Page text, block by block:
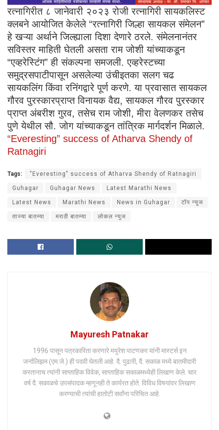
रत्नागिरीत ८ जानेवारी २०२३ रोजी रत्नागिरी सायकलिस्ट
क्लबने आयोजित केलेले “रत्नागिरी जिल्हा सायकल संमेलन”
हे खऱ्या अर्थाने जिल्ह्याला दिशा देणारे ठरले. संमेलनानंतर
सविस्तर माहिती घेतली असता राम जोशी यांच्याकडून
“एव्हरेस्टिंग” ही संकल्पना समजली. एव्हरेस्टच्या
समुद्रसपाटीपासून असलेल्या उंचीइतका सलग चढ
सायकलिंग किंवा रनिंगद्वारे पूर्ण करणे. या प्रवासात सायकल
गौरव पुरस्कारप्राप्त विनायक वैद्य, सायकल गौरव पुरस्कार
प्राप्त अंबरीश गुरव, तसेच राम जोशी, मीरा वेलणकर तसेच
पुणे येथील सौ. जोग यांच्याकडून तांत्रिक मार्गदर्शन मिळाले.
“Everesting” success of Atharva Shendy of
Ratnagiri
Tags: "Everesting" success of Atharva Shendy of Ratnagiri
Guhagar Guhagar News Latest Marathi News
Latest News Marathi News News in Guhagar टॉप न्युज
ताज्या बातम्या मराठी बातम्या लोकल न्युज
Mayuresh Patnakar
1996 पासून पत्रकारिता करणारे मयुरेश पाटणकर यांनी मास्टर्स इन
जर्नालिझम (एम.जे.) ही पदवी घेतली आहे. दै. पुढारी, दै. सकाळ मध्ये बातमीदारी
करतानाच त्यांनी साप्ताहिक विवेक, साप्ताहिक सकाळमध्येही लिखाण केले. चार
वर्ष दै. सकाळचे उपसंपादक म्हणूनही ते कार्यरत होते. विविध विषयांवर लिखाण
करण्याची त्यांची हातोटी सर्वांना परिचित आहे.